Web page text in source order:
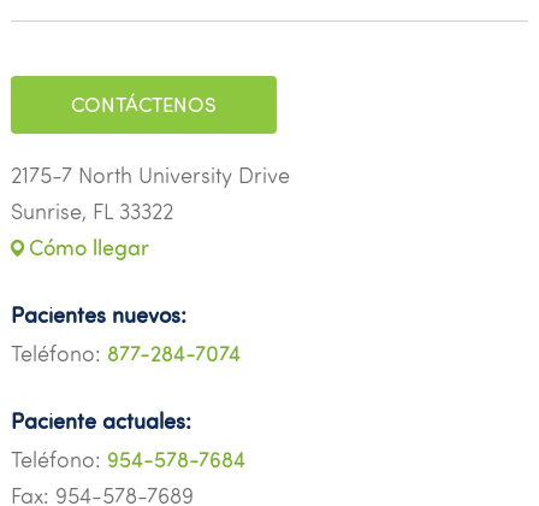
CONTÁCTENOS
2175-7 North University Drive
Sunrise, FL 33322
Cómo llegar
Pacientes nuevos:
Teléfono: 877-284-7074
Paciente actuales:
Teléfono: 954-578-7684
Fax: 954-578-7689